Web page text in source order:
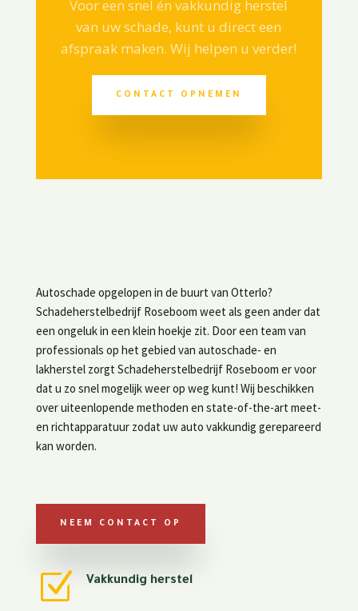
Voor een snel én vakkundig herstel
van uw schade, kunt u direct een
afspraak maken. Wij helpen u verder!
CONTACT OPNEMEN
​Autoschade opgelopen in de buurt van Otterlo?
Schadeherstelbedrijf Roseboom weet als geen ander dat
een ongeluk in een klein hoekje zit. Door een team van
professionals op het gebied van autoschade- en
lakherstel zorgt Schadeherstelbedrijf Roseboom er voor
dat u zo snel mogelijk weer op weg kunt! Wij beschikken
over uiteenlopende methoden en state-of-the-art meet-
en richtapparatuur zodat uw auto vakkundig gerepareerd
kan worden.
NEEM CONTACT OP
Z Vakkundig herstel